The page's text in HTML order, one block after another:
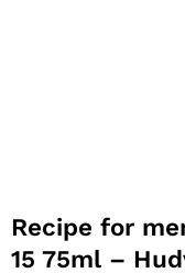
Recipe for
15 75ml –